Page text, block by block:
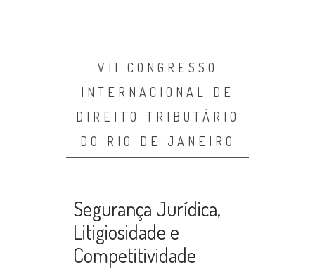
VII CONGRESSO
INTERNACIONAL DE
DIREITO TRIBUTÁRIO
DO RIO DE JANEIRO
Segurança Jurídica,
Litigiosidade e
Competitividade